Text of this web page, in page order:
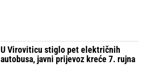
U Viroviticu stiglo pet električnih
autobusa, javni prijevoz kreće 7. rujna